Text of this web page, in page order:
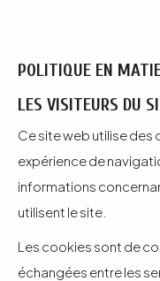
POLITIQUE EN
LES VISITEURS DU
Ce site web utilise des
expérience de
informations
utilisent le site.
Les cookies sont de
échangées entre les